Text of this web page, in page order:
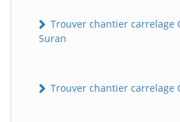
Trouver chantier carrelage
Suran
Trouver chantier carrelage